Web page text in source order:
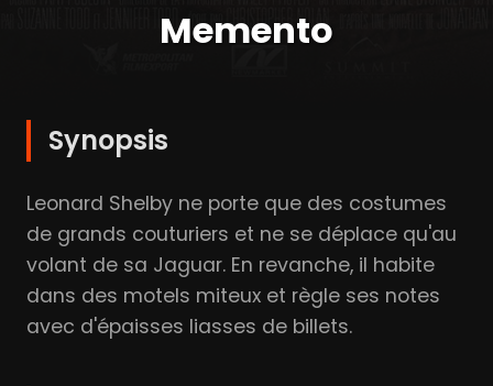
Memento
Synopsis
Leonard Shelby ne porte que des costumes
de grands couturiers et ne se déplace qu'au
volant de sa Jaguar. En revanche, il habite
dans des motels miteux et règle ses notes
avec d'épaisses liasses de billets.